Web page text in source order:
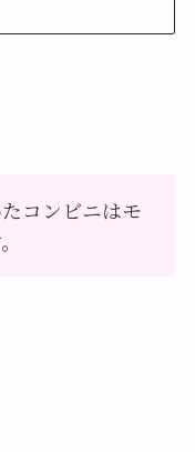
コンビニはモ